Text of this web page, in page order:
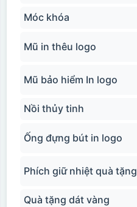
Móc khóa
Mũ in thêu logo
Mũ bảo hiểm In logo
Nồi thủy tinh
Ống đựng bút in logo
Phích giữ nhiệt quà tặng
Quà tặng dát vàng